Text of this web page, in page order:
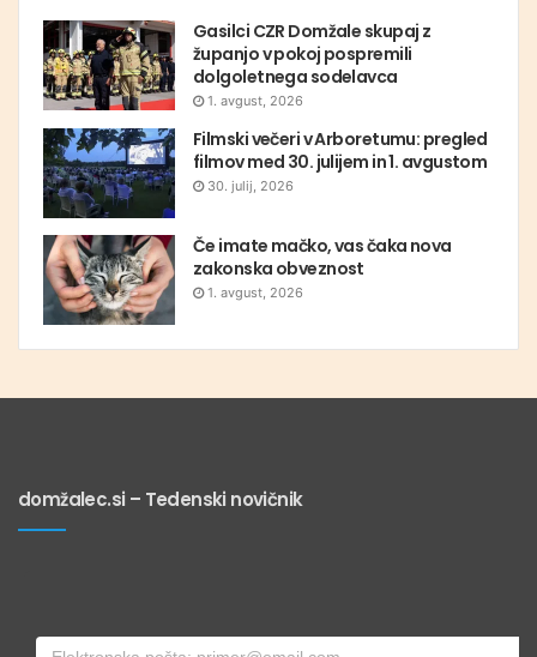
Gasilci CZR Domžale skupaj z
županjo v pokoj pospremili
dolgoletnega sodelavca
1. avgust, 2026
Filmski večeri v Arboretumu: pregled
filmov med 30. julijem in 1. avgustom
30. julij, 2026
Če imate mačko, vas čaka nova
zakonska obveznost
1. avgust, 2026
domžalec.si – Tedenski novičnik